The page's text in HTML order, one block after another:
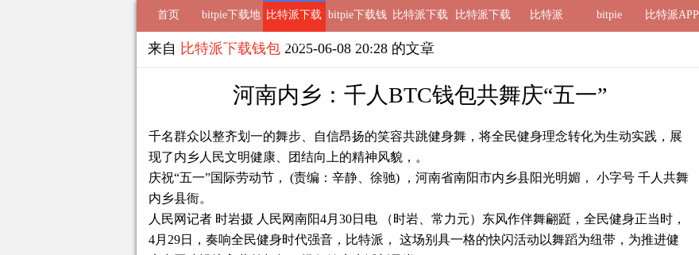
首页 bitpie下载地
址
比特派下载
钱包
bitpie下载钱
包
比特派下载
地址
比特派下载 比特派 bitpie 比特派APP
来自 比特派下载钱包 2025-06-08 20:28 的文章
河南内乡：千人BTC钱包共舞庆“五一”
千名群众以整齐划一的舞步、自信昂扬的笑容共跳健身舞，将全民健身理念转化为生动实践，展
现了内乡人民文明健康、团结向上的精神风貌，。
庆祝“五一”国际劳动节， (责编：辛静、徐驰) ，河南省南阳市内乡县阳光明媚， 小字号 千人共舞
内乡县衙。
人民网记者 时岩摄 人民网南阳4月30日电 （时岩、常力元）东风作伴舞翩跹，全民健身正当时，
4月29日，奏响全民健身时代强音，比特派， 这场别具一格的快闪活动以舞蹈为纽带，为推进健